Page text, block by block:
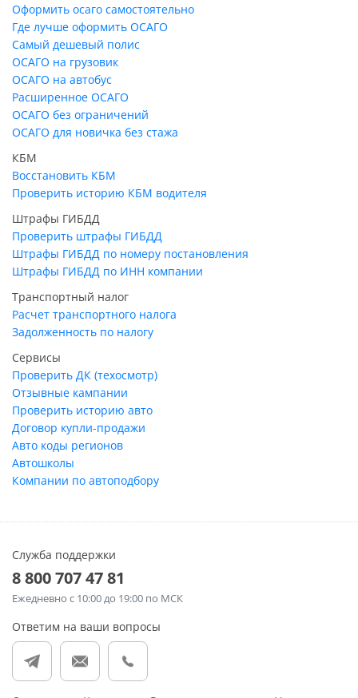
Оформить осаго самостоятельно
Где лучше оформить ОСАГО
Самый дешевый полис
ОСАГО на грузовик
ОСАГО на автобус
Расширенное ОСАГО
ОСАГО без ограничений
ОСАГО для новичка без стажа
КБМ
Восстановить КБМ
Проверить историю КБМ водителя
Штрафы ГИБДД
Проверить штрафы ГИБДД
Штрафы ГИБДД по номеру постановления
Штрафы ГИБДД по ИНН компании
Транспортный налог
Расчет транспортного налога
Задолженность по налогу
Сервисы
Проверить ДК (техосмотр)
Отзывные кампании
Проверить историю авто
Договор купли-продажи
Авто коды регионов
Автошколы
Компании по автоподбору
Служба поддержки
8 800 707 47 81
Ежедневно с 10:00 до 19:00 по МСК
Ответим на ваши вопросы